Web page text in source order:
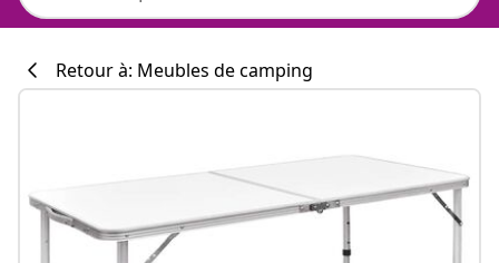
Retour à: Meubles de camping